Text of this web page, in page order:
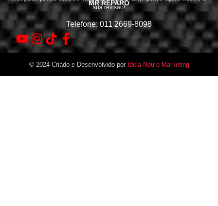
MR REPARO
sua revisão!
Telefone: 011 2669-8098
© 2024 Criado e Desenvolvido por Ideia Neuro Marketing